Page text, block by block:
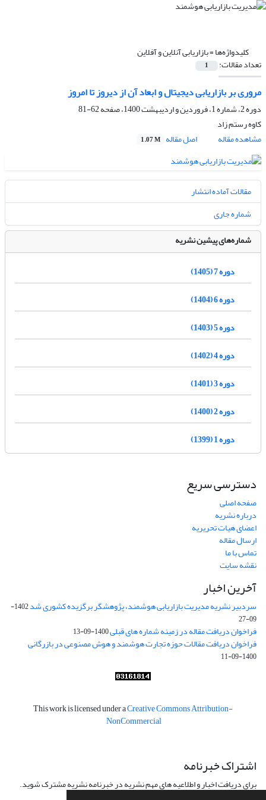
کلیدواژه‌ها =بازاریابی آنلاین و آفلاین
تعداد مقالات: 1
مروری بر بازاریابی دیجیتال و ابعاد آن از دیروز تا امروز
دوره 2، شماره 1، فروردین و اردیبهشت 1400، صفحه
62-81
کاوه رستم زاد
مشاهده مقاله
اصل مقاله 1.07 M
مقالات آماده انتشار
شماره جاری
شماره‌های پیشین نشریه
دوره 7 (1405)
دوره 6 (1404)
دوره 5 (1403)
دوره 4 (1402)
دوره 3 (1401)
دوره 2 (1400)
دوره 1 (1399)
دسترسی سریع
صفحه اصلی
درباره نشریه
اعضای هیات تحریریه
ارسال مقاله
تماس با ما
نقشه سایت
آخرین اخبار
سردبیر نشریه مدیریت بازاریابی هوشمند، پژوهشگر برگزیده کشوری شد
1402-
09-27
فراخوان دریافت مقاله در زمینه شماره های قبلی1400-09-13
فراخوان دریافت مقالات حوزه تجارت هوشمند و هوش مصنوعی در بازرگانی
1400-09-11
This work is licensed under aCreative Commons Attribution-
NonCommercial
اشتراک خبرنامه
برای دریافت اخبار و اطلاعیه های مهم نشریه در خبرنامه نشریه مشترک شوید.